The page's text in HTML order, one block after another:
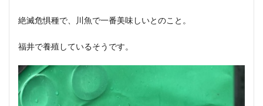
絶滅危惧種で、川魚で一番美味しいとのこと。
福井で養殖しているそうです。